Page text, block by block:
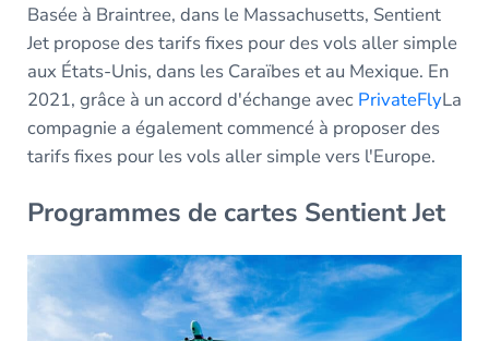
Basée à Braintree, dans le Massachusetts, Sentient
Jet propose des tarifs fixes pour des vols aller simple
aux États-Unis, dans les Caraïbes et au Mexique. En
2021, grâce à un accord d'échange avec PrivateFlyLa
compagnie a également commencé à proposer des
tarifs fixes pour les vols aller simple vers l'Europe.
Programmes de cartes Sentient Jet